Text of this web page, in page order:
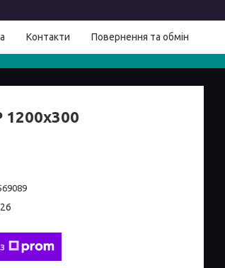
Контакти Повернення та обмін
1200х300